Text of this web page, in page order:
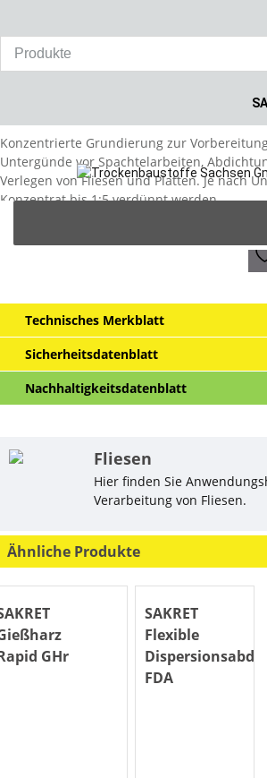
content
SAKRET
Konzentrierte Grundierung zur
Untergünde vor Spachtelarbeiten,
Verlegen von Fliesen und Platten. Je nach
Konzentrat bis 1:5 verdünnt werden.
Technisches Merkblatt
Sicherheitsdatenblatt
Nachhaltigkeitsdatenblatt
Fliesen
Hier finden Sie
Verarbeitung von Fliesen.
Ähnliche Produkte
GHr
SAKRET
Flexible
FDA